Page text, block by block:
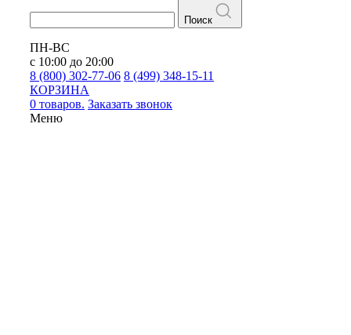
Поиск
ПН-ВС
с 10:00 до 20:00
8 (800) 302-77-06 8 (499) 348-15-11
КОРЗИНА
0 товаров. Заказать звонок
Меню